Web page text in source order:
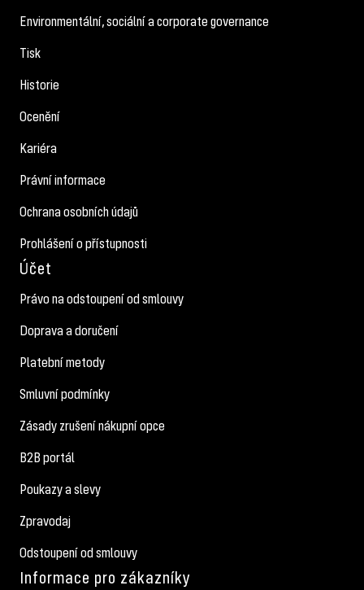
Environmentální, sociální a corporate governance
Tisk
Historie
Ocenění
Kariéra
Právní informace
Ochrana osobních údajů
Prohlášení o přístupnosti
Účet
Právo na odstoupení od smlouvy
Doprava a doručení
Platební metody
Smluvní podmínky
Zásady zrušení nákupní opce
B2B portál
Poukazy a slevy
Zpravodaj
Odstoupení od smlouvy
Informace pro zákazníky